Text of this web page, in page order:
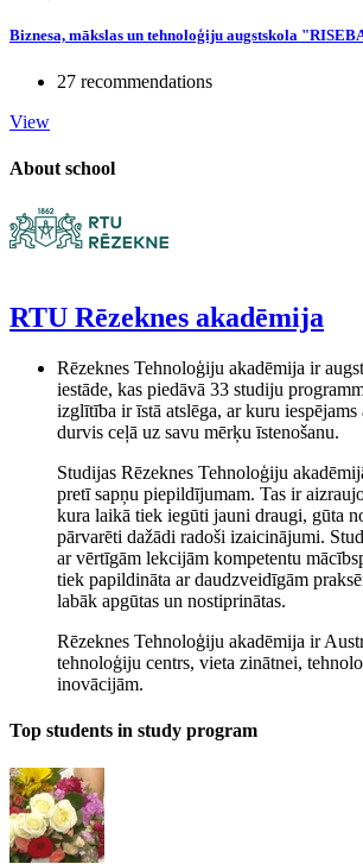
Biznesa, mākslas un tehnoloģiju augstskola
27 recommendations
View
About school
RTU Rēzeknes akadēmija
Rēzeknes Tehnoloģiju akadēmija ir
iestāde, kas piedāvā 33 studiju
izglītība ir īstā atslēga, ar kuru iespējams
durvis ceļā uz savu mērķu īstenošanu.
Studijas Rēzeknes Tehnoloģiju
pretī sapņu piepildījumam. Tas ir
kura laikā tiek iegūti jauni draugi, gūta
pārvarēti dažādi radoši izaicinājumi.
ar vērtīgām lekcijām kompetentu
tiek papildināta ar daudzveidīgām
labāk apgūtas un nostiprinātas.
Rēzeknes Tehnoloģiju akadēmija ir
tehnoloģiju centrs, vieta zinātnei,
inovācijām.
Top students in study program